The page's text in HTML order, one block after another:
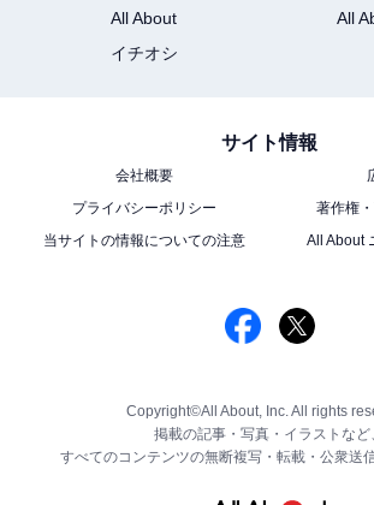
All About
All
イチオシ
サイト情報
会社概要
プライバシーポリシー
著作権
当サイトの情報についての注意
All About
Copyright©All About, Inc. All rights
掲載の記事・写真・イラストなど
すべてのコンテンツの無断複写・転載・公衆送